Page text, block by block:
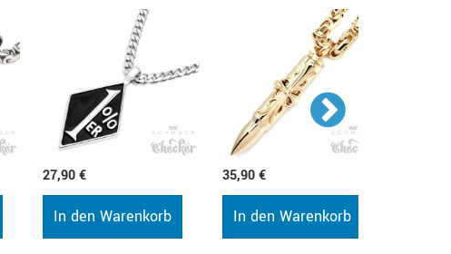
27,90 €
In den Warenkorb
35,90 €
In den Warenkorb